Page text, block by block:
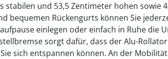
stabilen und 53,5 Zentimeter hohen sowie
bequemen Rückengurts können Sie
einlegen oder einfach in Ruhe die
sorgt dafür, dass der Alu-
sich entspannen können. An der